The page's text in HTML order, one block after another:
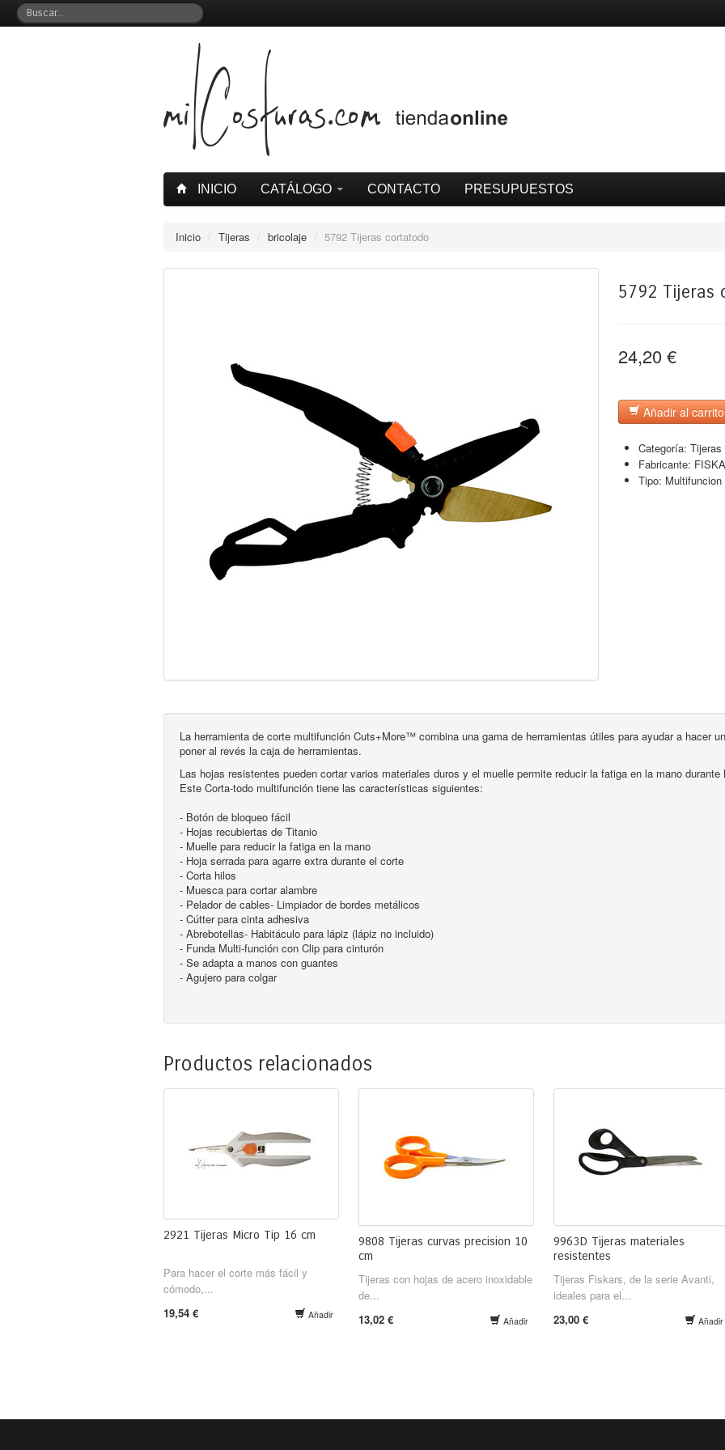
INICIO CATÁLOGO CONTACTO PRESUPUESTOS
Inicio / Tijeras / bricolaje / 5792 Tijeras cortatodo
5792 Tijeras
24,20 €
Añadir al carrito
Categoría:Tijeras
Fabricante:
Tipo: Multifuncion
La herramienta de corte multifunción Cuts+More™ combina una gama de herramientas útiles para ayudar a hacer
poner al revés la caja de herramientas.
Las hojas resistentes pueden cortar varios materiales duros y el muelle permite reducir la fatiga en la mano
Este Corta-todo multifunción tiene las características siguientes:
- Botón de bloqueo fácil
- Hojas recubiertas de Titanio
- Muelle para reducir la fatiga en la mano
- Hoja serrada para agarre extra durante el corte
- Corta hilos
- Muesca para cortar alambre
- Pelador de cables- Limpiador de bordes metálicos
- Cútter para cinta adhesiva
- Abrebotellas- Habitáculo para lápiz (lápiz no incluido)
- Funda Multi-función con Clip para cinturón
- Se adapta a manos con guantes
- Agujero para colgar
Productos relacionados
2921 Tijeras Micro Tip 16 cm
Para hacer el corte más fácil y
cómodo,...
19,54 €
Añadir
9808 Tijeras curvas precision 10
cm
Tijeras con hojas de acero inoxidable
de...
13,02 €
Añadir
9963D Tijeras materiales
resistentes
Tijeras Fiskars, de la serie Avanti,
ideales para el...
23,00 €
Añadir